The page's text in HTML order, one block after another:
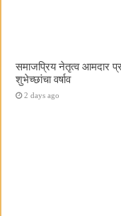
समाजप्रिय नेतृत्व आमदार
शुभेच्छांचा वर्षाव
2 days ago